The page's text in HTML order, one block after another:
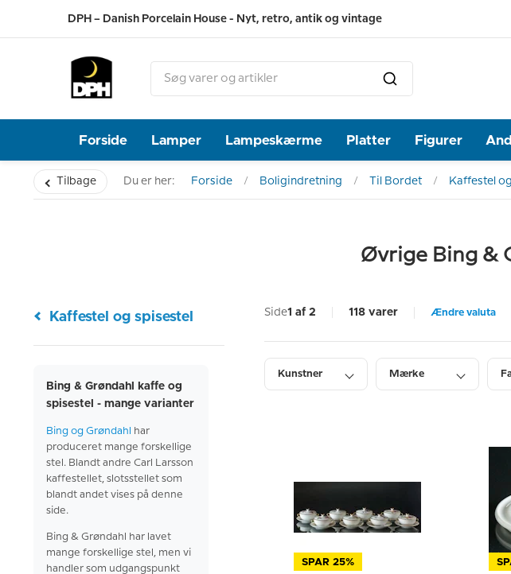
DPH – Danish Porcelain House - Nyt, retro, antik og vintage
Forside Lamper Lampeskærme Platter Figurer
Tilbage Du er her: Forside Boligindretning Til Bordet Kaffestel
Kaffestel og spisestel
Bing & Grøndahl kaffe og
spisestel - mange varianter
Bing og Grøndahl
har
produceret mange forskellige
stel. Blandt andre Carl Larsson
kaffestellet, slotsstellet som
blandt andet vises på denne
side.
Bing & Grøndahl har lavet
mange forskellige stel, men vi
handler som udgangspunkt
Øvrige Bing &
Side1 af 2 118 varer Ændre valuta
Kunstner Mærke
SPAR 25%